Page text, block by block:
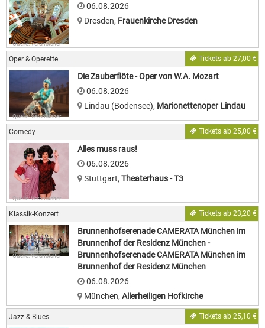
Quelle: Veranstalter
06.08.2026
Dresden, Frauenkirche Dresden
Oper & Operette Tickets ab 27,00 €
Quelle: Veranstalter
Die Zauberflöte - Oper von W.A. Mozart
06.08.2026
Lindau (Bodensee), Marionettenoper Lindau
Comedy Tickets ab 25,00 €
Quelle: Veranstalter
Alles muss raus!
06.08.2026
Stuttgart, Theaterhaus - T3
Klassik-Konzert Tickets ab 23,20 €
Quelle: Veranstalter
Brunnenhofserenade CAMERATA München im
Brunnenhof der Residenz München -
Brunnenhofserenade CAMERATA München im
Brunnenhof der Residenz München
06.08.2026
München, Allerheiligen Hofkirche
Jazz & Blues Tickets ab 25,10 €